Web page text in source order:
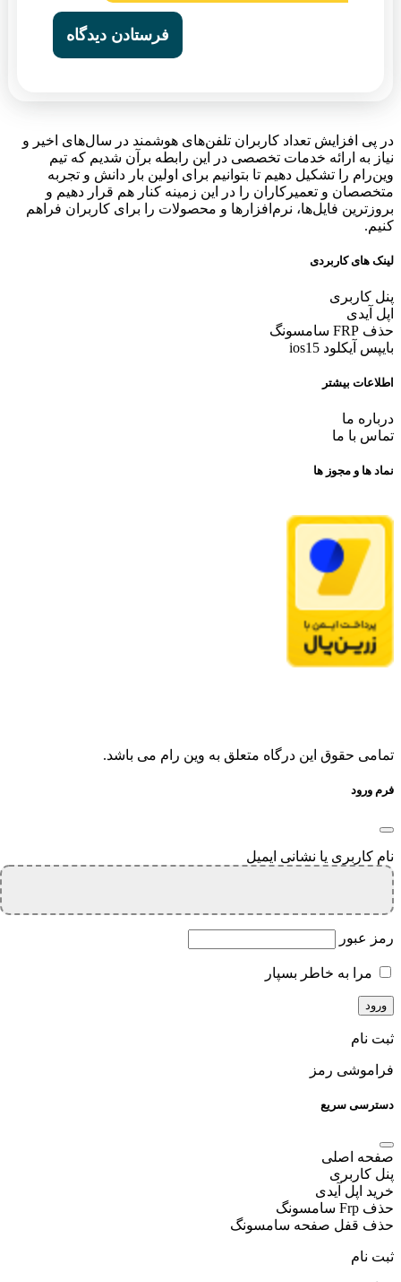
در پی افزایش تعداد کاربران تلفن‌های هوشمند در سال‌های اخیر و
نیاز به ارائه خدمات تخصصی در این رابطه برآن شدیم که تیم
وین‌رام را تشکیل دهیم تا بتوانیم برای اولین بار دانش و تجربه
متخصصان و تعمیرکاران را در این زمینه کنار هم قرار دهیم و
بروزترین فایل‌ها، نرم‌افزارها و محصولات را برای کاربران فراهم
کنیم.
لینک های کاربردی
پنل کاربری
اپل آیدی
حذف FRP سامسونگ
بایپس آیکلود ios15
اطلاعات بیشتر
درباره ما
تماس با ما
نماد ها و مجوز ها
تمامی حقوق این درگاه متعلق به وین رام می باشد.
فرم ورود
نام کاربری یا نشانی ایمیل
رمز عبور
مرا به خاطر بسپار
ثبت نام
فراموشی رمز
دسترسی سریع
صفحه اصلی
پنل کاربری
خرید اپل آیدی
حذف Frp سامسونگ
حذف قفل صفحه سامسونگ
ثبت نام